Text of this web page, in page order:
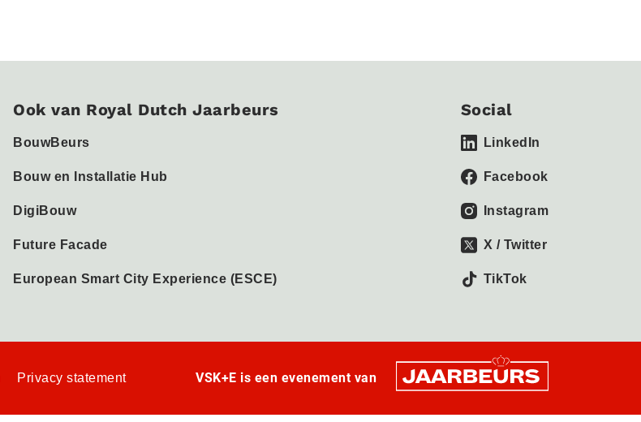
Ook van Royal Dutch Jaarbeurs
BouwBeurs
Bouw en Installatie Hub
DigiBouw
Future Facade
European Smart City Experience (ESCE)
Social
LinkedIn
Facebook
Instagram
X / Twitter
TikTok
Privacy statement VSK+E is een evenement van